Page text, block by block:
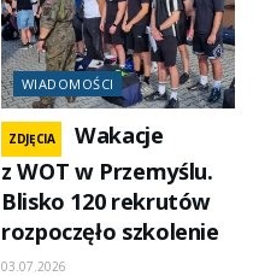
WIADOMOŚCI
ZDJĘCIA
Wakacje
z WOT w Przemyślu.
Blisko 120 rekrutów
rozpoczęło szkolenie
03.07.2026